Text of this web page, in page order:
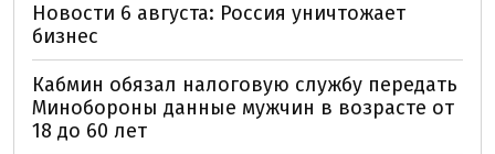
Новости 6 августа: Россия уничтожает
бизнес
Кабмин обязал налоговую службу передать
Минобороны данные мужчин в возрасте от
18 до 60 лет